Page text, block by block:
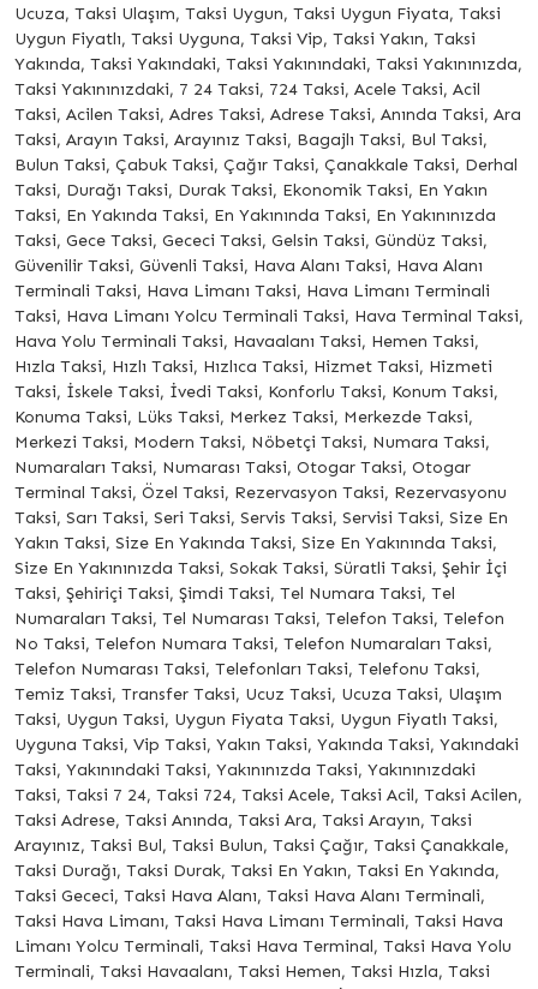
Ucuza, Taksi Ulaşım, Taksi Uygun, Taksi Uygun Fiyata, Taksi
Uygun Fiyatlı, Taksi Uyguna, Taksi Vip, Taksi Yakın, Taksi
Yakında, Taksi Yakındaki, Taksi Yakınındaki, Taksi Yakınınızda,
Taksi Yakınınızdaki, 7 24 Taksi, 724 Taksi, Acele Taksi, Acil
Taksi, Acilen Taksi, Adres Taksi, Adrese Taksi, Anında Taksi, Ara
Taksi, Arayın Taksi, Arayınız Taksi, Bagajlı Taksi, Bul Taksi,
Bulun Taksi, Çabuk Taksi, Çağır Taksi, Çanakkale Taksi, Derhal
Taksi, Durağı Taksi, Durak Taksi, Ekonomik Taksi, En Yakın
Taksi, En Yakında Taksi, En Yakınında Taksi, En Yakınınızda
Taksi, Gece Taksi, Gececi Taksi, Gelsin Taksi, Gündüz Taksi,
Güvenilir Taksi, Güvenli Taksi, Hava Alanı Taksi, Hava Alanı
Terminali Taksi, Hava Limanı Taksi, Hava Limanı Terminali
Taksi, Hava Limanı Yolcu Terminali Taksi, Hava Terminal Taksi,
Hava Yolu Terminali Taksi, Havaalanı Taksi, Hemen Taksi,
Hızla Taksi, Hızlı Taksi, Hızlıca Taksi, Hizmet Taksi, Hizmeti
Taksi, İskele Taksi, İvedi Taksi, Konforlu Taksi, Konum Taksi,
Konuma Taksi, Lüks Taksi, Merkez Taksi, Merkezde Taksi,
Merkezi Taksi, Modern Taksi, Nöbetçi Taksi, Numara Taksi,
Numaraları Taksi, Numarası Taksi, Otogar Taksi, Otogar
Terminal Taksi, Özel Taksi, Rezervasyon Taksi, Rezervasyonu
Taksi, Sarı Taksi, Seri Taksi, Servis Taksi, Servisi Taksi, Size En
Yakın Taksi, Size En Yakında Taksi, Size En Yakınında Taksi,
Size En Yakınınızda Taksi, Sokak Taksi, Süratli Taksi, Şehir İçi
Taksi, Şehiriçi Taksi, Şimdi Taksi, Tel Numara Taksi, Tel
Numaraları Taksi, Tel Numarası Taksi, Telefon Taksi, Telefon
No Taksi, Telefon Numara Taksi, Telefon Numaraları Taksi,
Telefon Numarası Taksi, Telefonları Taksi, Telefonu Taksi,
Temiz Taksi, Transfer Taksi, Ucuz Taksi, Ucuza Taksi, Ulaşım
Taksi, Uygun Taksi, Uygun Fiyata Taksi, Uygun Fiyatlı Taksi,
Uyguna Taksi, Vip Taksi, Yakın Taksi, Yakında Taksi, Yakındaki
Taksi, Yakınındaki Taksi, Yakınınızda Taksi, Yakınınızdaki
Taksi, Taksi 7 24, Taksi 724, Taksi Acele, Taksi Acil, Taksi Acilen,
Taksi Adrese, Taksi Anında, Taksi Ara, Taksi Arayın, Taksi
Arayınız, Taksi Bul, Taksi Bulun, Taksi Çağır, Taksi Çanakkale,
Taksi Durağı, Taksi Durak, Taksi En Yakın, Taksi En Yakında,
Taksi Gececi, Taksi Hava Alanı, Taksi Hava Alanı Terminali,
Taksi Hava Limanı, Taksi Hava Limanı Terminali, Taksi Hava
Limanı Yolcu Terminali, Taksi Hava Terminal, Taksi Hava Yolu
Terminali, Taksi Havaalanı, Taksi Hemen, Taksi Hızla, Taksi